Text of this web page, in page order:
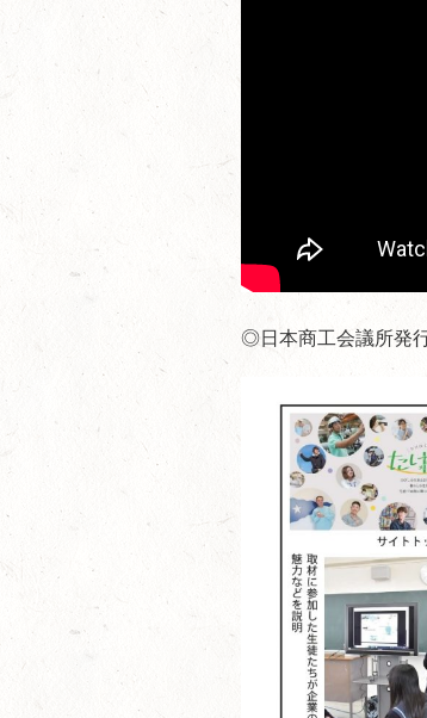
◎日本商工会議所発